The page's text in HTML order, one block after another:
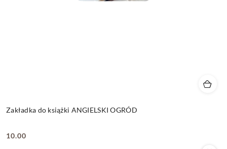
Zakładka do książki ANGIELSKI OGRÓD
Cena:
10.00